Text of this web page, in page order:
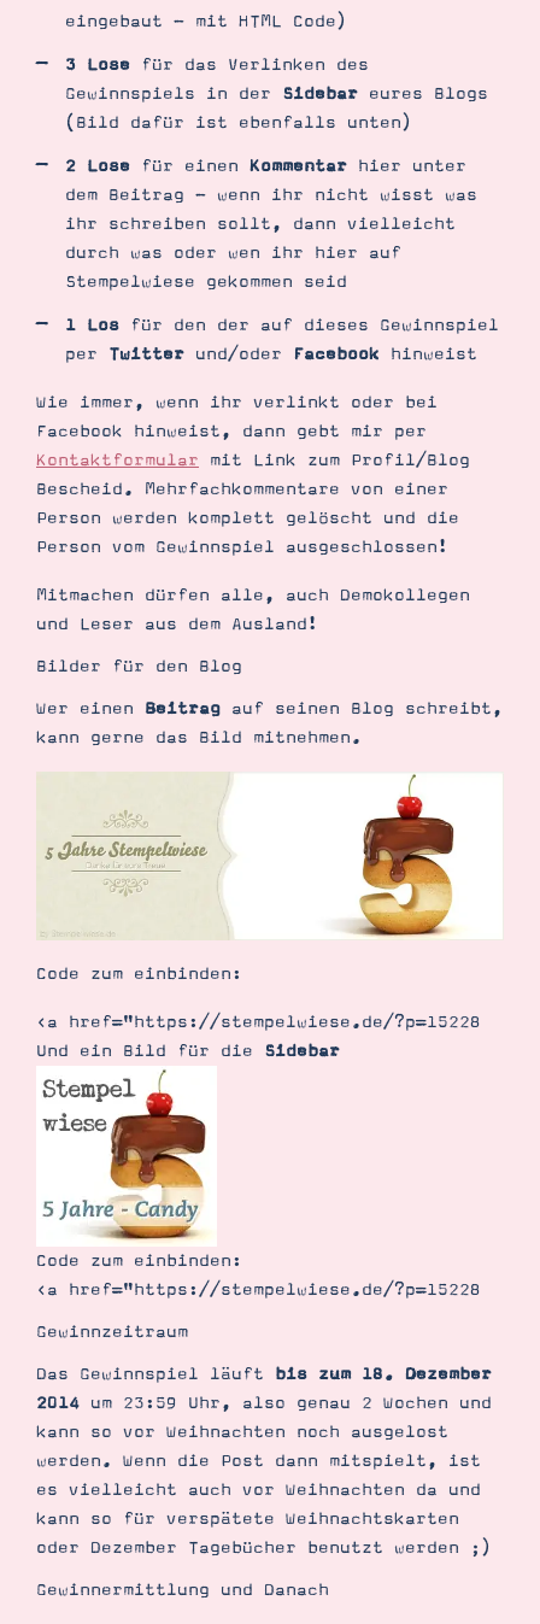
eingebaut - mit HTML Code)
3 Lose für das Verlinken des
Gewinnspiels in der Sidebar eures Blogs
(Bild dafür ist ebenfalls unten)
2 Lose für einen Kommentar hier unter
dem Beitrag - wenn ihr nicht wisst was
ihr schreiben sollt, dann vielleicht
durch was oder wen ihr hier auf
Stempelwiese gekommen seid
1 Los für den der auf dieses Gewinnspiel
per Twitter und/oder Facebook hinweist
Wie immer, wenn ihr verlinkt oder bei
Facebook hinweist, dann gebt mir per
Kontaktformular mit Link zum Profil/Blog
Bescheid. Mehrfachkommentare von einer
Person werden komplett gelöscht und die
Person vom Gewinnspiel ausgeschlossen!
Mitmachen dürfen alle, auch Demokollegen
und Leser aus dem Ausland!
Bilder für den Blog
Wer einen Beitrag auf seinen Blog schreibt,
kann gerne das Bild mitnehmen.
Code zum einbinden:
<a href="https://stempelwiese.de/?p=15228
Und ein Bild für die Sidebar
Code zum einbinden:
<a href="https://stempelwiese.de/?p=15228
Gewinnzeitraum
Das Gewinnspiel läuft bis zum 18. Dezember
2014 um 23:59 Uhr, also genau 2 Wochen und
kann so vor Weihnachten noch ausgelost
werden. Wenn die Post dann mitspielt, ist
es vielleicht auch vor Weihnachten da und
kann so für verspätete Weihnachtskarten
oder Dezember Tagebücher benutzt werden ;)
Gewinnermittlung und Danach